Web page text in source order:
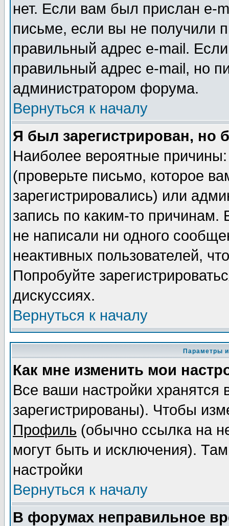
нет. Если вам был прислан e-
письме, если вы не получили
правильный адрес e-mail.
правильный адрес e-mail, но
администратором форума.
Вернуться к началу
Я был зарегистрирован, но
Наиболее вероятные
(проверьте письмо, которое
зарегистрировались) или
запись по каким-то
не написали ни одного
неактивных пользователей,
Попробуйте
дискуссиях.
Вернуться к началу
Параметры
Как мне изменить мои
Все ваши настройки
зарегистрированы). Чтобы
Профиль (обычно ссылка на
могут быть и исключения).
настройки
Вернуться к началу
В форумах неправильное